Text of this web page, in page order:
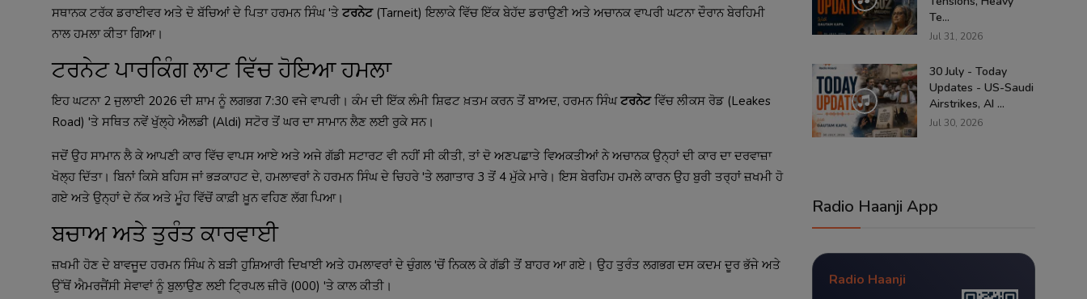
ਸਥਾਨਕ ਟਰੱਕ ਡਰਾਈਵਰ ਅਤੇ ਦੋ ਬੱਚਿਆਂ ਦੇ ਪਿਤਾ ਹਰਮਨ ਸਿੰਘ 'ਤੇ ਟਰਨੇਟ(Tarneit) ਇਲਾਕੇ ਵਿੱਚ ਇੱਕ ਬੇਹੱਦ ਡਰਾਉਣੀ ਅਤੇ ਅਚਾਨਕ ਵਾਪਰੀ ਘਟਨਾ ਦੌਰਾਨ ਬੇਰਹਿਮੀ
ਨਾਲ ਹਮਲਾ ਕੀਤਾ ਗਿਆ।
ਟਰਨੇਟ ਪਾਰਕਿੰਗ ਲਾਟ ਵਿੱਚ ਹੋਇਆ ਹਮਲਾ
ਇਹ ਘਟਨਾ 2 ਜੁਲਾਈ 2026 ਦੀ ਸ਼ਾਮ ਨੂੰ ਲਗਭਗ 7:30 ਵਜੇ ਵਾਪਰੀ। ਕੰਮ ਦੀ ਇੱਕ ਲੰਮੀ ਸ਼ਿਫਟ ਖ਼ਤਮ ਕਰਨ ਤੋਂ ਬਾਅਦ, ਹਰਮਨ ਸਿੰਘਟਰਨੇਟਵਿੱਚ ਲੀਕਸ ਰੋਡ (Leakes
Road) 'ਤੇ ਸਥਿਤ ਨਵੇਂ ਖੁੱਲ੍ਹੇ ਐਲਡੀ (Aldi) ਸਟੋਰ ਤੋਂ ਘਰ ਦਾ ਸਾਮਾਨ ਲੈਣ ਲਈ ਰੁਕੇ ਸਨ।
ਜਦੋਂ ਉਹ ਸਾਮਾਨ ਲੈ ਕੇ ਆਪਣੀ ਕਾਰ ਵਿੱਚ ਵਾਪਸ ਆਏ ਅਤੇ ਅਜੇ ਗੱਡੀ ਸਟਾਰਟ ਵੀ ਨਹੀਂ ਸੀ ਕੀਤੀ, ਤਾਂ ਦੋ ਅਣਪਛਾਤੇ ਵਿਅਕਤੀਆਂ ਨੇ ਅਚਾਨਕ ਉਨ੍ਹਾਂ ਦੀ ਕਾਰ ਦਾ ਦਰਵਾਜ਼ਾ
ਖੋਲ੍ਹ ਦਿੱਤਾ। ਬਿਨਾਂ ਕਿਸੇ ਬਹਿਸ ਜਾਂ ਭੜਕਾਹਟ ਦੇ, ਹਮਲਾਵਰਾਂ ਨੇ ਹਰਮਨ ਸਿੰਘ ਦੇ ਚਿਹਰੇ 'ਤੇ ਲਗਾਤਾਰ 3 ਤੋਂ 4 ਮੁੱਕੇ ਮਾਰੇ। ਇਸ ਬੇਰਹਿਮ ਹਮਲੇ ਕਾਰਨ ਉਹ ਬੁਰੀ ਤਰ੍ਹਾਂ ਜ਼ਖਮੀ ਹੋ
ਗਏ ਅਤੇ ਉਨ੍ਹਾਂ ਦੇ ਨੱਕ ਅਤੇ ਮੂੰਹ ਵਿੱਚੋਂ ਕਾਫ਼ੀ ਖ਼ੂਨ ਵਹਿਣ ਲੱਗ ਪਿਆ।
ਬਚਾਅ ਅਤੇ ਤੁਰੰਤ ਕਾਰਵਾਈ
ਜ਼ਖਮੀ ਹੋਣ ਦੇ ਬਾਵਜੂਦ ਹਰਮਨ ਸਿੰਘ ਨੇ ਬੜੀ ਹੁਸ਼ਿਆਰੀ ਦਿਖਾਈ ਅਤੇ ਹਮਲਾਵਰਾਂ ਦੇ ਚੁੰਗਲ 'ਚੋਂ ਨਿਕਲ ਕੇ ਗੱਡੀ ਤੋਂ ਬਾਹਰ ਆ ਗਏ। ਉਹ ਤੁਰੰਤ ਲਗਭਗ ਦਸ ਕਦਮ ਦੂਰ ਭੱਜੇ ਅਤੇ
ਉੱਥੋਂ ਐਮਰਜੈਂਸੀ ਸੇਵਾਵਾਂ ਨੂੰ ਬੁਲਾਉਣ ਲਈ ਟ੍ਰਿਪਲ ਜ਼ੀਰੋ (000) 'ਤੇ ਕਾਲ ਕੀਤੀ।
Te...
Jul 31, 2026
30 July - Today
Updates - US-Saudi
Airstrikes, AI ...
Jul 30, 2026
Radio Haanji App
Radio Haanji